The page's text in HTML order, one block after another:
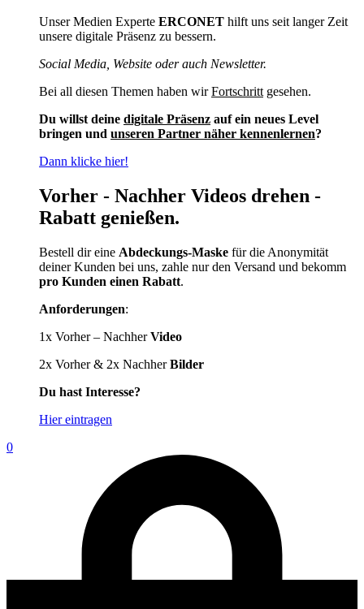
Unser Medien Experte ERCONET hilft uns seit langer Zeit
unsere digitale Präsenz zu bessern.
Social Media, Website oder auch Newsletter.
Bei all diesen Themen haben wirFortschritt gesehen.
Du willst deine digitale Präsenz auf ein neues Level
bringen und unseren Partner näher kennenlernen?
Dann klicke hier!
Vorher - Nachher Videos drehen -
Rabatt genießen.
Bestell dir eine Abdeckungs-Maske für die Anonymität
deiner Kunden bei uns, zahle nur den Versand und bekomm
pro Kunden einen Rabatt.
Anforderungen:
1x Vorher – NachherVideo
2x Vorher & 2x NachherBilder
Du hast Interesse?
Hier eintragen
0